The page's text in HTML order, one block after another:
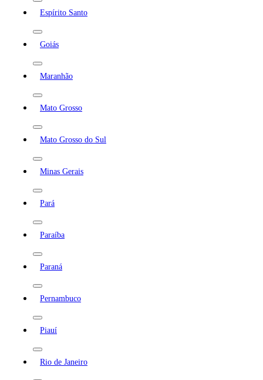
Espírito Santo
Goiás
Maranhão
Mato Grosso
Mato Grosso do Sul
Minas Gerais
Pará
Paraíba
Paraná
Pernambuco
Piauí
Rio de Janeiro